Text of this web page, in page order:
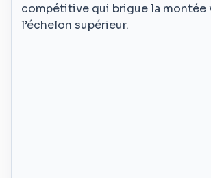
compétitive qui brigue la montée
l’échelon supérieur.